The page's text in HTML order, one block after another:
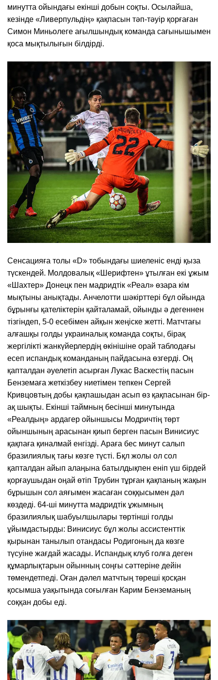
минутта ойындағы екінші добын соқты. Осылайша,
кезінде «Ливерпульдің» қақпасын тәп-тәуір қорғаған
Симон Миньолеге ағылшындық команда сағынышымен
қоса мықтылығын білдірді.
Сенсацияға толы «D» тобындағы шиеленіс енді қыза
түскендей. Молдовалық «Шерифтен» ұтылған екі ұжым
«Шахтер» Донецк пен мадридтік «Реал» өзара кім
мықтыны анықтады. Анчелотти шәкірттері бұл ойында
бұрынғы қателіктерін қайталамай, ойынды ә дегеннен
тізгіндеп, 5-0 есебімен айқын жеңіске жетті. Матчтағы
алғашқы голды украиналық команда соқты, бірақ
жергілікті жанкүйерлердің өкінішіне орай таблодағы
есеп испандық команданың пайдасына өзгерді. Оң
қапталдан әуелетіп асырған Лукас Васкестің пасын
Бенземаға жеткізбеу ниетімен тепкен Сергей
Кривцовтың добы қақпашыдан асып өз қақпасынан бір-
ақ шықты. Екінші таймның бесінші минутында
«Реалдың» ардагер ойыншысы Модричтің төрт
ойыншының арасынан қиып берген пасын Винисиус
қақпаға қиналмай енгізді. Араға бес минут салып
бразилиялық тағы көзге түсті. Бқл жолы ол сол
қапталдан айып алаңына батылдықпен еніп үш бірдей
қорғаушыдан оңай өтіп Трубин тұрған қақпаның жақын
бұрышын сол аяғымен жасаған соққысымен дәл
көздеді. 64-ші минутта мадридтік ұжымның
бразилиялық шабуылшылары төртінші голды
ұйымдастырды: Винисиус бұл жолы ассистенттік
қырынан танылып отандасы Родигоның да көзге
түсуіне жағдай жасады. Испандық клуб голға деген
құмарлықтарын ойынның соңғы сәттеріне дейін
төмендетпеді. Оған дәлел матчтың төреші қосқан
қосымша уақытында соғылған Карим Бенземаның
соққан добы еді.